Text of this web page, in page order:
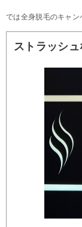
では全身脱毛のキャン
ストラッシ